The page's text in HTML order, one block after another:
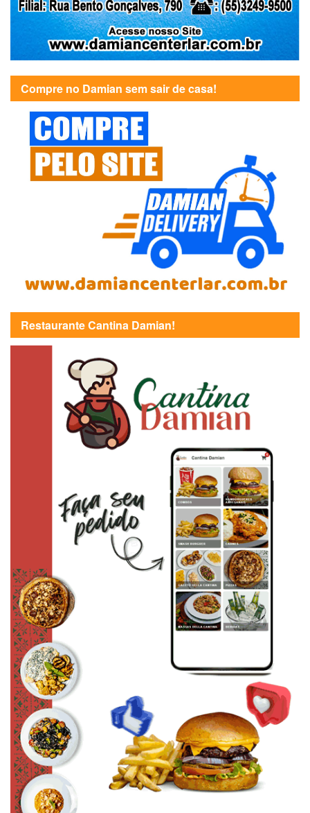
Compre no Damian sem sair de casa!
Restaurante Cantina Damian!